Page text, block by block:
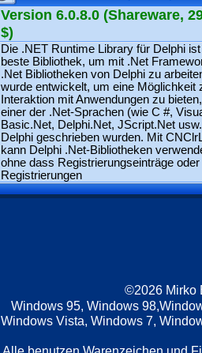
Version 6.0.8.0 (Shareware,
$)
Die .NET Runtime Library für Delphi
beste Bibliothek, um mit .Net
.Net Bibliotheken von Delphi zu
wurde entwickelt, um eine Möglichkeit
Interaktion mit Anwendungen zu
einer der .Net-Sprachen (wie C #,
Basic.Net, Delphi.Net, JScript.Net
Delphi geschrieben wurden. Mit
kann Delphi .Net-Bibliotheken
ohne dass Registrierungseinträge
Registrierungen
©2026 Mirko
Windows 95, Windows
Windows Vista, Windows 7,